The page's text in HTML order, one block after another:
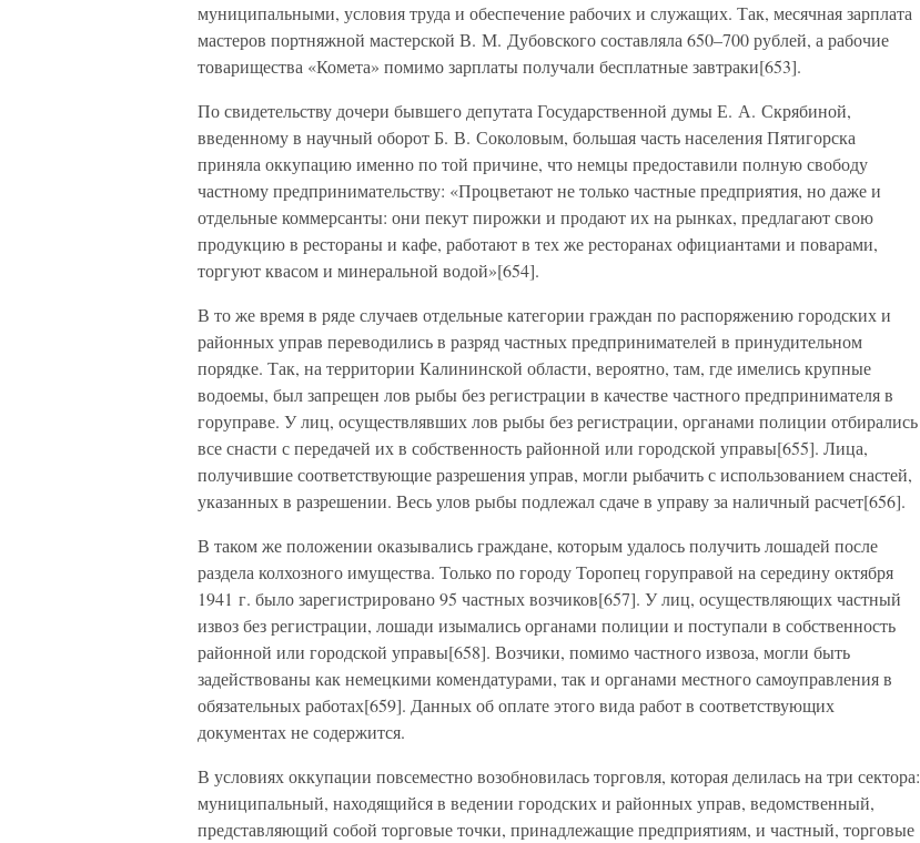
муниципальными, условия труда и обеспечение рабочих и служащих. Так, месячная зарплата
мастеров портняжной мастерской В. М. Дубовского составляла 650–700 рублей, а рабочие
товарищества «Комета» помимо зарплаты получали бесплатные завтраки[653].
По свидетельству дочери бывшего депутата Государственной думы Е. А. Скрябиной,
введенному в научный оборот Б. В. Соколовым, большая часть населения Пятигорска
приняла оккупацию именно по той причине, что немцы предоставили полную свободу
частному предпринимательству: «Процветают не только частные предприятия, но даже и
отдельные коммерсанты: они пекут пирожки и продают их на рынках, предлагают свою
продукцию в рестораны и кафе, работают в тех же ресторанах официантами и поварами,
торгуют квасом и минеральной водой»[654].
В то же время в ряде случаев отдельные категории граждан по распоряжению городских и
районных управ переводились в разряд частных предпринимателей в принудительном
порядке. Так, на территории Калининской области, вероятно, там, где имелись крупные
водоемы, был запрещен лов рыбы без регистрации в качестве частного предпринимателя в
горуправе. У лиц, осуществлявших лов рыбы без регистрации, органами полиции отбирались
все снасти с передачей их в собственность районной или городской управы[655]. Лица,
получившие соответствующие разрешения управ, могли рыбачить с использованием снастей,
указанных в разрешении. Весь улов рыбы подлежал сдаче в управу за наличный расчет[656].
В таком же положении оказывались граждане, которым удалось получить лошадей после
раздела колхозного имущества. Только по городу Торопец горуправой на середину октября
1941 г. было зарегистрировано 95 частных возчиков[657]. У лиц, осуществляющих частный
извоз без регистрации, лошади изымались органами полиции и поступали в собственность
районной или городской управы[658]. Возчики, помимо частного извоза, могли быть
задействованы как немецкими комендатурами, так и органами местного самоуправления в
обязательных работах[659]. Данных об оплате этого вида работ в соответствующих
документах не содержится.
В условиях оккупации повсеместно возобновилась торговля, которая делилась на три сектора:
муниципальный, находящийся в ведении городских и районных управ, ведомственный,
представляющий собой торговые точки, принадлежащие предприятиям, и частный, торговые